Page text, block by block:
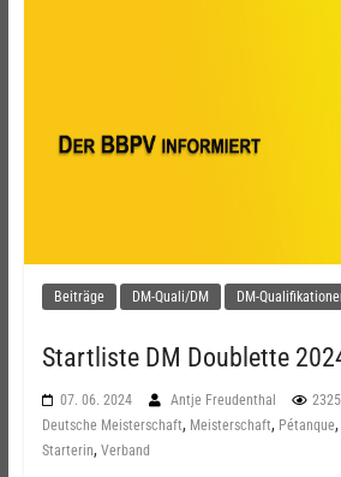
Beiträge DM-Quali/DM DM-
Startliste DM Doublette
07. 06. 2024 Antje Freudenthal
Deutsche Meisterschaft, Meisterschaft, Pétanque,
Starterin, Verband